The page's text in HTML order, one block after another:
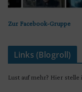
Zur Facebook-Gruppe
Links (Blogroll)
Lust auf mehr? Hier